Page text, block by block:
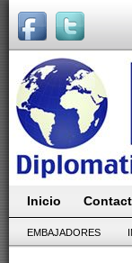
Inicio
EMBAJADORES